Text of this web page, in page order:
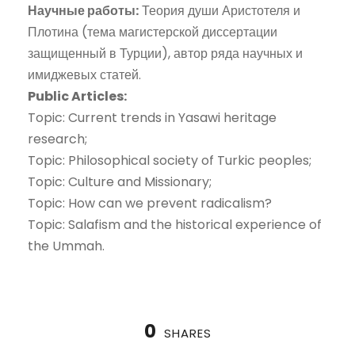
Научные работы:Теория души Аристотеля и
Плотина (тема магистерской диссертации
защищенный в Турции), автор ряда научных и
имиджевых статей.
Public Articles:
Topic: Current trends in Yasawi heritage
research;
Topic: Philosophical society of Turkic peoples;
Topic: Culture and Missionary;
Topic: How can we prevent radicalism?
Topic: Salafism and the historical experience of
the Ummah.
0 SHARES